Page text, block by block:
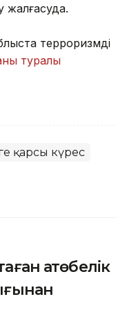
жалғасуда.
терроризмді
туралы
қарсы күрес
ақтөбелік